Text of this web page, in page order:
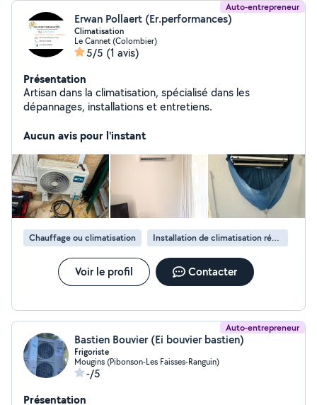
Auto-entrepreneur
Erwan Pollaert (Er.performances)
Climatisation
Le Cannet (Colombier)
5/5 (1 avis)
Présentation
Artisan dans la climatisation, spécialisé dans les
dépannages, installations et entretiens.
Aucun avis pour l'instant
Chauffage ou climatisation Installation de climatisation réversible
Voir le profil Contacter
Auto-entrepreneur
Bastien Bouvier (Ei bouvier bastien)
Frigoriste
Mougins (Pibonson-Les Faisses-Ranguin)
-/5
Présentation